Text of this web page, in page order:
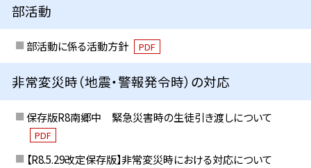
部活動
部活動に係る活動方針 PDF
非常変災時（地震・警報発令時）の対応
保存版R8南郷中 緊急災害時の生徒引き渡しについて
PDF
【R8.5.29改定保存版】非常変災時における対応について